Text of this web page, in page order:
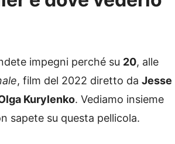
impegni perché su 20, alle
, film del 2022 diretto da Jesse
Kurylenko. Vediamo insieme
sapete su questa pellicola.